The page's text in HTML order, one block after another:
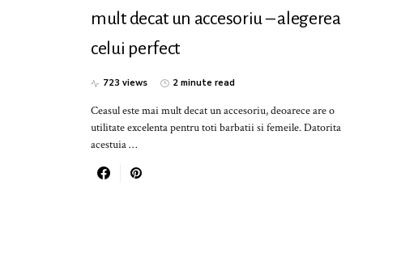
mult decat un accesoriu – alegerea
celui perfect
723 views 2 minute read
Ceasul este mai mult decat un accesoriu, deoarece are o
utilitate excelenta pentru toti barbatii si femeile. Datorita
acestuia …